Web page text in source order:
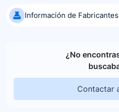
Información de Fabricantes
¿No
Contactar